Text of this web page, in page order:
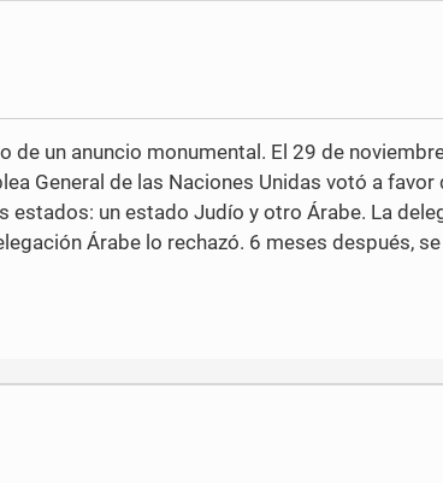
de un anuncio monumental. El 29 de
General de las Naciones Unidas votó a
estados: un estado Judío y otro Árabe. La
Árabe lo rechazó. 6 meses después,